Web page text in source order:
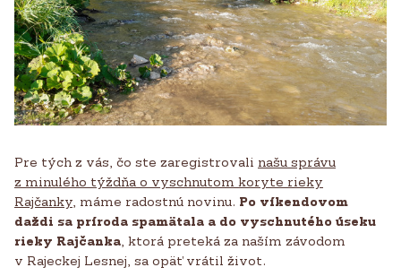
Pre tých z vás, čo ste zaregistrovali našu správu
z minulého týždňa o vyschnutom koryte rieky
Rajčanky , máme radostnú novinu. Po víkendovom
daždi sa príroda spamätala a do vyschnutého úseku
rieky Rajčanka , ktorá preteká za naším závodom
v Rajeckej Lesnej, sa opäť vrátil život.